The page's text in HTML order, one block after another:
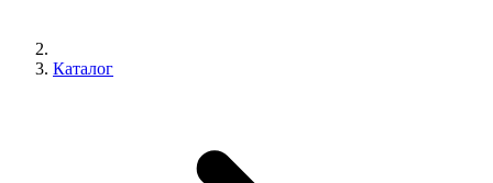
Каталог